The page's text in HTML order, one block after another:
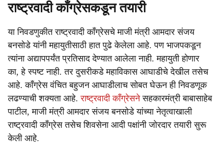
राष्ट्रवादी काँग्रेसकडून तयारी
या निवडणुकीत राष्ट्रवादी काँग्रेसचे माजी मंत्री आमदार संजय
बनसोडे यांनी महायुतीसाठी हात पुढे केलेला आहे. पण भाजपकडून
त्यांना अद्यापपर्यंत प्रतिसाद देण्यात आलेला नाही. महायुती होणार
का, हे स्पष्ट नाही. तर दुसरीकडे महाविकास आघाडीचे देखील तसेच
आहे. काँग्रेस वंचित बहुजन आघाडीलाच सोबत घेऊन ही निवडणूक
लढण्याची शक्यता आहे.राष्ट्रवादी काँग्रेसनेसहकारमंत्री बाबासाहेब
पाटील, माजी मंत्री आमदार संजय बनसोडे यांच्या नेतृत्वाखाली
राष्ट्रवादी काँग्रेस तसेच शिवसेना आदी पक्षांनी जोरदार तयारी सुरू
केली आहे.